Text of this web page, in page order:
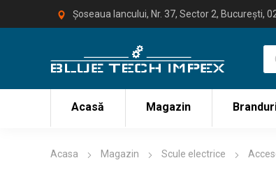
Șoseaua Iancului, Nr. 37, Sector 2, București,
Acasă Magazin
Acasa Magazin Scule electrice